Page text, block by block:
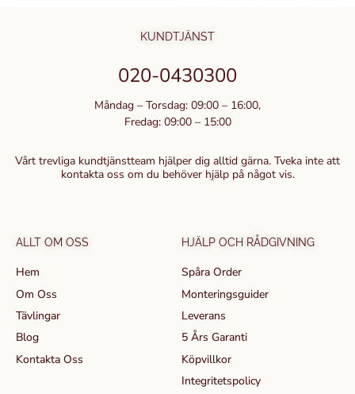
KUNDTJÄNST
020-0430300
Måndag – Torsdag: 09:00 – 16:00,
Fredag: 09:00 – 15:00
Vårt trevliga kundtjänstteam hjälper dig alltid gärna. Tveka inte att
kontakta oss om du behöver hjälp på något vis.
ALLT OM OSS
Hem
Om Oss
Tävlingar
Blog
Kontakta Oss
HJÄLP OCH RÅDGIVNING
Spåra Order
Monteringsguider
Leverans
5 Års Garanti
Köpvillkor
Integritetspolicy